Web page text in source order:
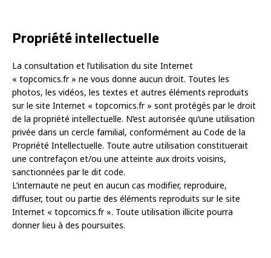
Propriété intellectuelle
La consultation et l’utilisation du site Internet
« topcomics.fr » ne vous donne aucun droit. Toutes les
photos, les vidéos, les textes et autres éléments reproduits
sur le site Internet « topcomics.fr » sont protégés par le droit
de la propriété intellectuelle. N’est autorisée qu’une utilisation
privée dans un cercle familial, conformément au Code de la
Propriété Intellectuelle. Toute autre utilisation constituerait
une contrefaçon et/ou une atteinte aux droits voisins,
sanctionnées par le dit code.
L’internaute ne peut en aucun cas modifier, reproduire,
diffuser, tout ou partie des éléments reproduits sur le site
Internet « topcomics.fr ». Toute utilisation illicite pourra
donner lieu à des poursuites.